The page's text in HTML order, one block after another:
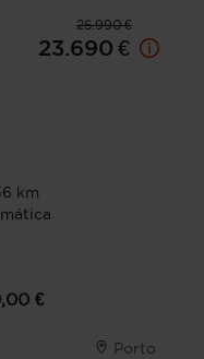
25.990 €
23.690 €
km
€
Porto